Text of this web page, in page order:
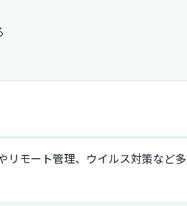
モート管理、ウイルス対策など